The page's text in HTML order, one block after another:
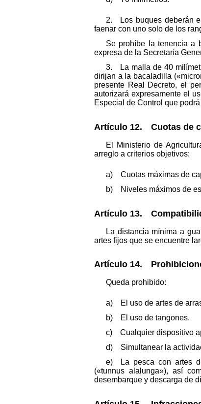
2. Los buques deberán
faenar con uno solo de los
Se prohíbe la tenencia a
expresa de la Secretaría
3. La malla de 40
dirijan a la bacaladilla
presente Real Decreto, el
autorizará expresamente el
Especial de Control que
Artículo 12. Cuotas de
El Ministerio de
arreglo a criterios objetivos:
a) Cuotas máximas de
b) Niveles máximos de
Artículo 13.
La distancia mínima a
artes fijos que se encuentre
Artículo 14.
Queda prohibido:
a) El uso de artes de
b) El uso de tangones.
c) Cualquier dispositivo
d) Simultanear la
e) La pesca con artes
(«tunnus alalunga»), así
desembarque y descarga de